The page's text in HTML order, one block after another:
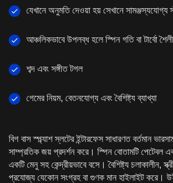
যেখানে অনুমতি দেওয়া হয় সেখানে
আঞ্চলিকভাবে উপলব্ধ হলে স্পিন গতি বা টার্বো শৈলী
শব্দ এবং সঙ্গীত টগল
গেমের নিয়ম, বেতনযোগ্য এবং বৈশিষ্ট্য ব্যাখ্যা
বিগ বাস স্প্ল্যাশ স্লটের ইন্টারফেস সাধারণত বর্তমান
সাম্প্রতিক জয় প্রদর্শন করে। স্পিন বোতামটি পেটেবল
একটি মেনু সহ কেন্দ্রীয়ভাবে বসে। বৈশিষ্ট্য চলাকালীন,
প্রযোজ্য যেকোন সংগ্রহ বা গুণক মান হাইলাইট করে।